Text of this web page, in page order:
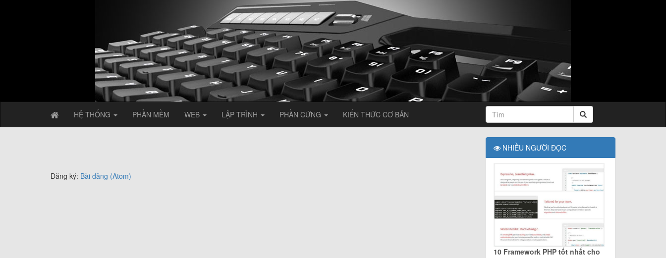
HỆ THỐNG PHẦN MỀM WEB LẬP TRÌNH PHẦN CỨNG KIẾN THỨC CƠ BẢN
Đăng ký: Bài đăng (Atom)
NHIỀU NGƯỜI ĐỌC
10 Framework PHP tốt nhất cho